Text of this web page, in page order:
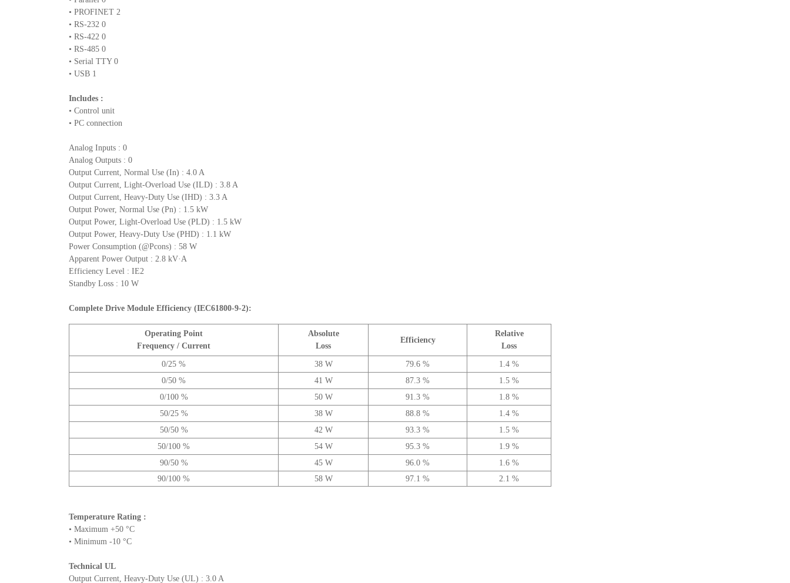
• PROFINET 2
• RS-232 0
• RS-422 0
• RS-485 0
• Serial TTY 0
• USB 1
Includes :
• Control unit
• PC connection
Analog Inputs : 0
Analog Outputs : 0
Output Current, Normal Use (In) : 4.0 A
Output Current, Light-Overload Use (ILD) : 3.8 A
Output Current, Heavy-Duty Use (IHD) : 3.3 A
Output Power, Normal Use (Pn) : 1.5 kW
Output Power, Light-Overload Use (PLD) : 1.5 kW
Output Power, Heavy-Duty Use (PHD) : 1.1 kW
Power Consumption (@Pcons) : 58 W
Apparent Power Output : 2.8 kV·A
Efficiency Level : IE2
Standby Loss : 10 W
Complete Drive Module Efficiency (IEC61800-9-2):
Operating Point
Frequency / Current
Absolute
Loss
Efficiency
Relative
Loss
0/25 % 38 W 79.6 %
1.4 %
0/50 %
41 W 87.3 %
1.5 %
0/100 %
50 W 91.3 %
1.8 %
50/25 %
38 W 88.8 %
1.4 %
50/50 %
42 W 93.3 %
1.5 %
50/100 %
54 W 95.3 %
1.9 %
90/50 %
45 W 96.0 %
1.6 %
90/100 %
58 W 97.1 % 2.1 %
Temperature Rating :
• Maximum +50 °C
• Minimum -10 °C
Technical UL
Output Current, Heavy-Duty Use (UL) : 3.0 A